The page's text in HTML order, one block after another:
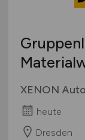
XENON
heute
Dresden